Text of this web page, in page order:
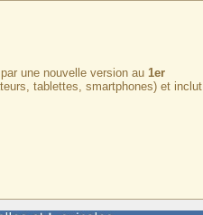
une nouvelle version au 1er
tablettes, smartphones) et inclut